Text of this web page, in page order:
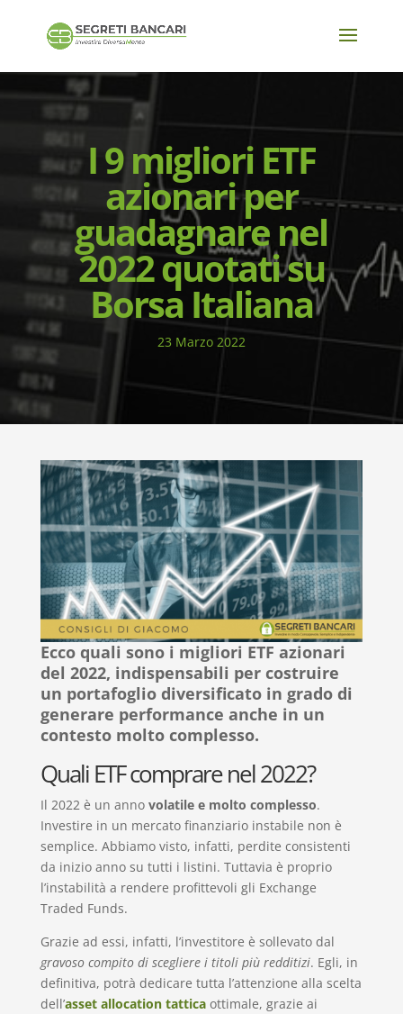
I 9 migliori ETF
azionari per
guadagnare nel
2022 quotati su
Borsa Italiana
23 Marzo 2022
Ecco quali sono i migliori ETF azionari
del 2022, indispensabili per costruire
un portafoglio diversificato in grado di
generare performance anche in un
contesto molto complesso.
Quali ETF comprare nel 2022?
Il 2022 è un anno volatile e molto complesso.
Investire in un mercato finanziario instabile non è
semplice. Abbiamo visto, infatti, perdite consistenti
da inizio anno su tutti i listini. Tuttavia è proprio
l’instabilità a rendere profittevoli gli Exchange
Traded Funds.
Grazie ad essi, infatti, l’investitore è sollevato dal
gravoso compito di scegliere i titoli più redditizi. Egli, in
definitiva, potrà dedicare tutta l’attenzione alla scelta
dell’asset allocation tatticaottimale, grazie ai